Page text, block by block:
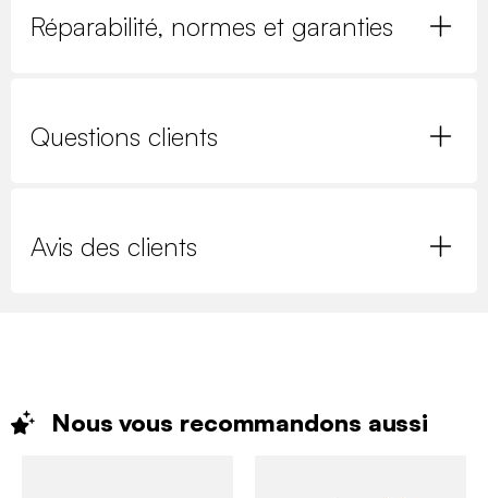
Réparabilité, normes et garanties
Questions clients
Avis des clients
Nous vous recommandons aussi